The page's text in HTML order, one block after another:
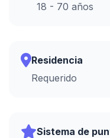
18 - 70 años
Residencia
Requerido
Sistema de